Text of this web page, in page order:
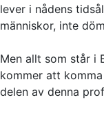
lever i nådens
människor, inte
Men allt som står i
kommer att
delen av denna